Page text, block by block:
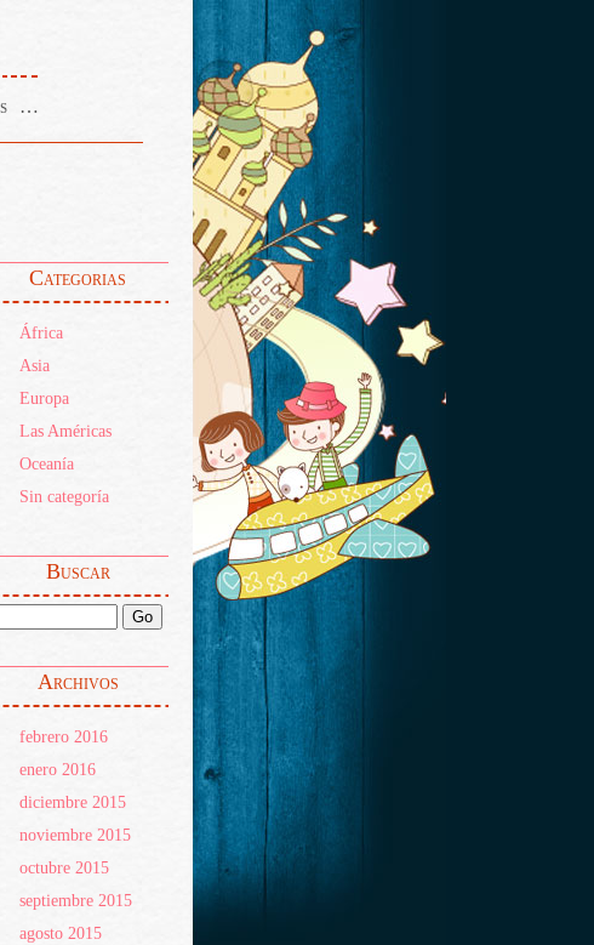
…
Categorias
África
Asia
Europa
Las Américas
Oceanía
Sin categoría
Buscar
Archivos
febrero 2016
enero 2016
diciembre 2015
noviembre 2015
octubre 2015
septiembre 2015
agosto 2015